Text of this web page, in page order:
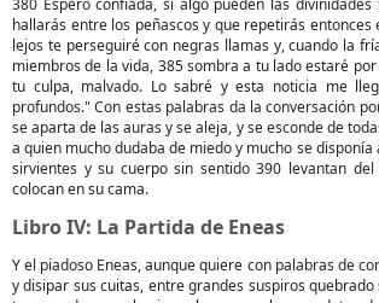
380 Espero confiada, si algo pueden las divinidades
hallarás entre los peñascos y que repetirás entonces
lejos te perseguiré con negras llamas y, cuando la
miembros de la vida, 385 sombra a tu lado estaré
tu culpa, malvado. Lo sabré y esta noticia me
profundos." Con estas palabras da la conversación
se aparta de las auras y se aleja, y se esconde de
a quien mucho dudaba de miedo y mucho se disponía
sirvientes y su cuerpo sin sentido 390 levantan
colocan en su cama.
Libro IV: La Partida de Eneas
Y el piadoso Eneas, aunque quiere con palabras de
y disipar sus cuitas, entre grandes suspiros